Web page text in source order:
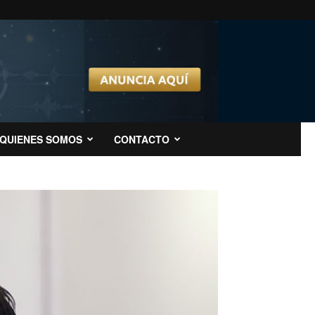
QUIENES SOMOS CONTACTO